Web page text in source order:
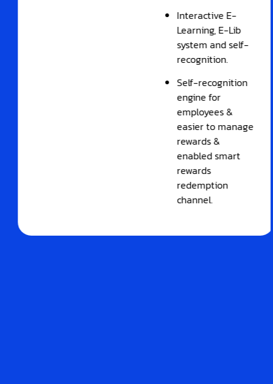
Interactive E-
Learning, E-Lib
system and self-
recognition.
Self-recognition
engine for
employees &
easier to manage
rewards &
enabled smart
rewards
redemption
channel.